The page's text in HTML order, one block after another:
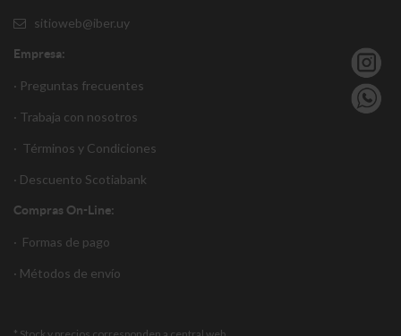
sitioweb@iber.uy
Empresa:
· Preguntas frecuentes
· Trabaja con nosotros
· Términos y Condiciones
· Descuento Scotiabank
Compras On-Line:
· Formas de pago
· Métodos de envío